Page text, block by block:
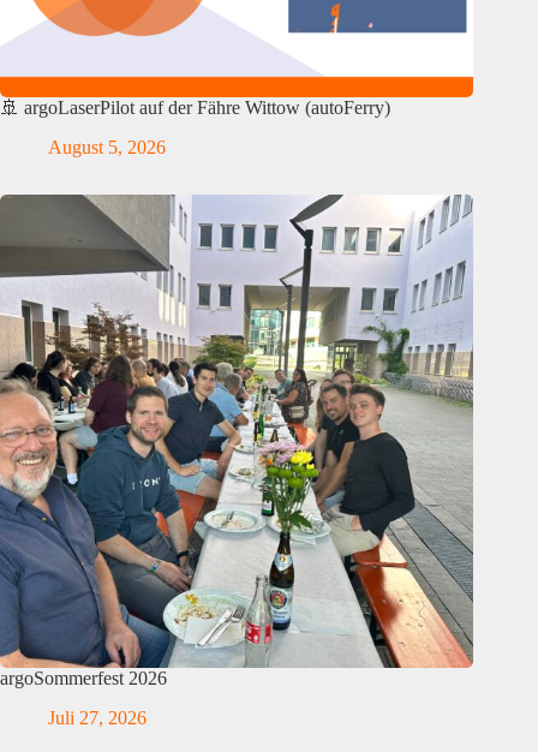
🚢 argoLaserPilot auf der Fähre Wittow (autoFerry)
August 5, 2026
argoSommerfest 2026
Juli 27, 2026